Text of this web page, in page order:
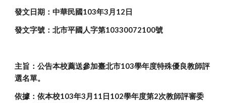
發文日期：中華民國103年3月12日
發文字號：北市平國人字第10330072100號
主旨：公告本校薦送參加臺北市103學年度特殊優良教師評
選名單。
依據：依本校103年3月11日102學年度第2次教師評審委